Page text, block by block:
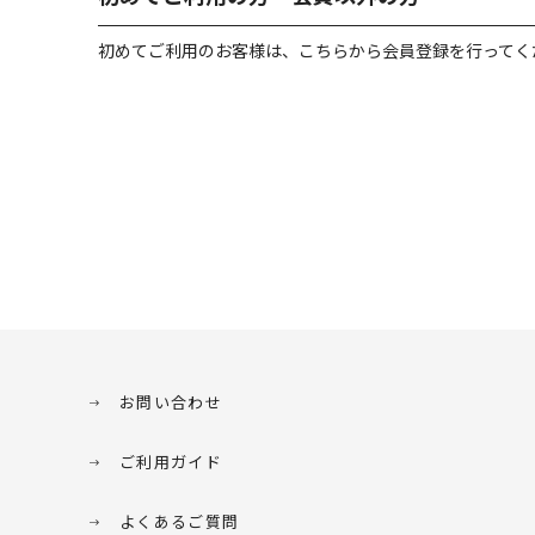
初めてご利用のお客様は、こちらから会員登録を行って
お問い合わせ
ご利用ガイド
よくあるご質問